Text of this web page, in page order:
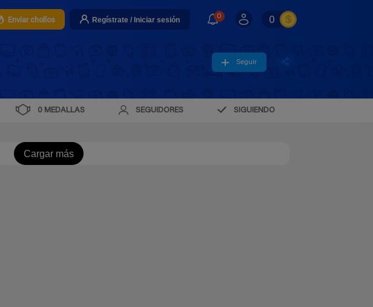
Enviar chollos Regístrate / Iniciar sesión 0 0
Seguir
0 MEDALLAS SEGUIDORES SIGUIENDO
Cargar más